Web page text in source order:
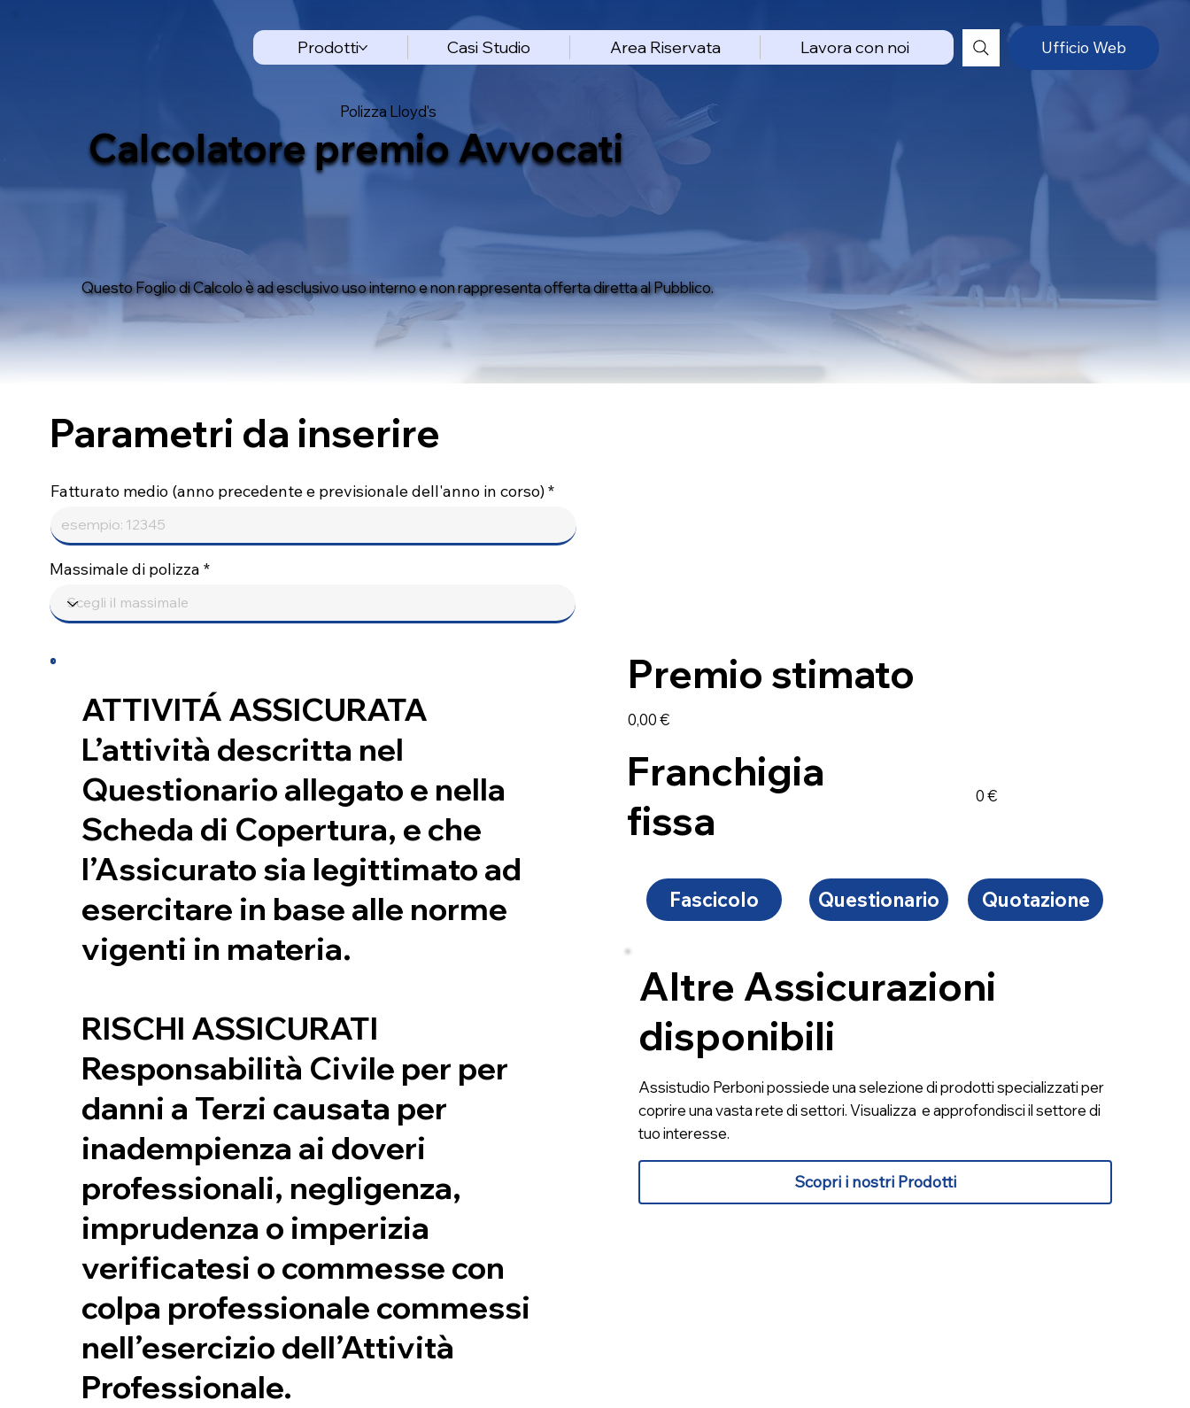
Ufficio Web
Prodotti Casi Studio Area Riservata Lavora con noi
Polizza Lloyd's
Calcolatore premio Avvocati
Questo Foglio di Calcolo è ad esclusivo uso interno e non rappresenta offerta diretta al Pubblico.
Parametri da inserire
Fatturato medio (anno precedente e previsionale dell'anno in corso)
Massimale di polizza
ATTIVITÁ ASSICURATA
L’attività descritta nel
Questionario allegato e nella
Scheda di Copertura, e che
l’Assicurato sia legittimato ad
esercitare in base alle norme
vigenti in materia.
RISCHI ASSICURATI
Responsabilità Civile per per
danni a Terzi causata per
inadempienza ai doveri
professionali, negligenza,
imprudenza o imperizia
verificatesi o commesse con
colpa professionale commessi
nell’esercizio dell’Attività
Professionale.
Premio stimato
0,00 €
Franchigia
fissa
0 €
Fascicolo Questionario Quotazione
Altre Assicurazioni
disponibili
Assistudio Perboni possiede una selezione di prodotti specializzati per
coprire una vasta rete di settori. Visualizza e approfondisci il settore di
tuo interesse.
Scopri i nostri Prodotti